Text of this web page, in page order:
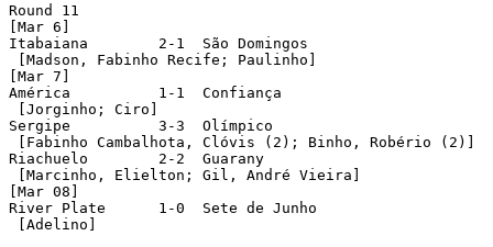
Round 11
[Mar 6]
Itabaiana	 2-1  São Domingos
[Madson, Fabinho Recife; Paulinho]
[Mar 7]
América		 1-1  Confiança
[Jorginho; Ciro]
Sergipe		 3-3  Olímpico
[Fabinho Cambalhota, Clóvis (2); Binho, Robério (2)]
Riachuelo	 2-2  Guarany
[Marcinho, Elielton; Gil, André Vieira]
[Mar 08]
River Plate	 1-0  Sete de Junho
[Adelino]